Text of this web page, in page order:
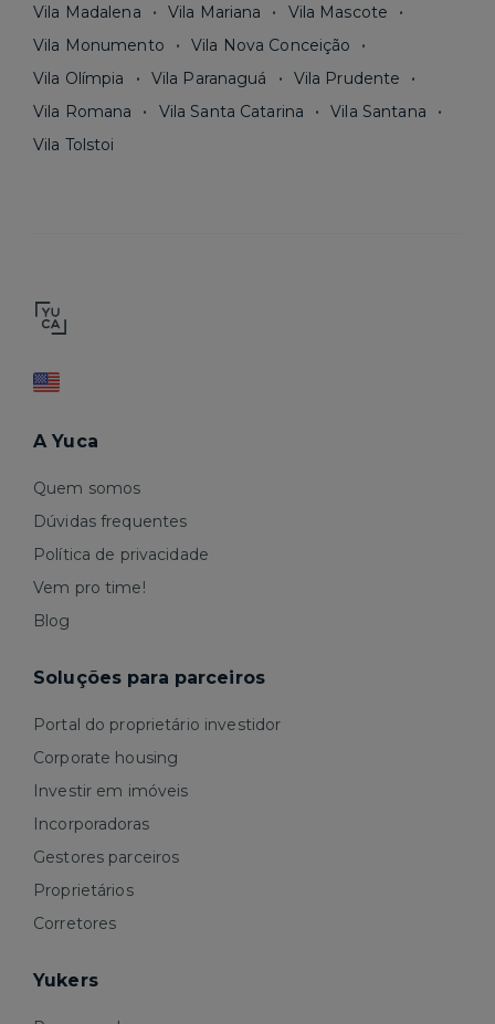
Vila Madalena
Vila Mariana
Vila Mascote
Vila Monumento
Vila Nova Conceição
Vila Olímpia
Vila Paranaguá
Vila Prudente
Vila Romana
Vila Santa Catarina
Vila Santana
Vila Tolstoi
A Yuca
Quem somos
Dúvidas frequentes
Política de privacidade
Vem pro time!
Blog
Soluções para parceiros
Portal do proprietário investidor
Corporate housing
Investir em imóveis
Incorporadoras
Gestores parceiros
Proprietários
Corretores
Yukers